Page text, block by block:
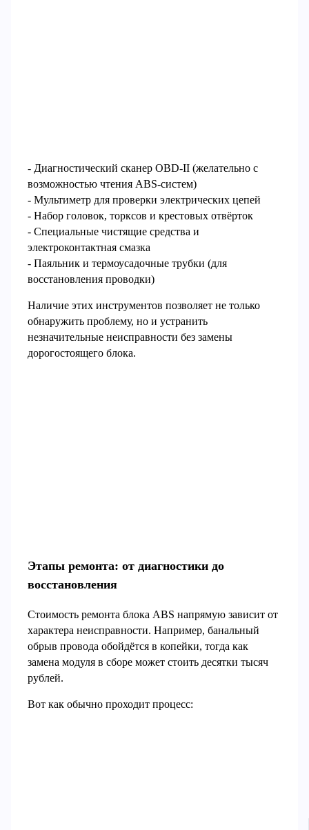
- Диагностический сканер OBD-II (желательно с
возможностью чтения ABS-систем)
- Мультиметр для проверки электрических цепей
- Набор головок, торксов и крестовых отвёрток
- Специальные чистящие средства и
электроконтактная смазка
- Паяльник и термоусадочные трубки (для
восстановления проводки)
Наличие этих инструментов позволяет не только
обнаружить проблему, но и устранить
незначительные неисправности без замены
дорогостоящего блока.
Этапы ремонта: от диагностики до
восстановления
Стоимость ремонта блока ABS напрямую зависит от
характера неисправности. Например, банальный
обрыв провода обойдётся в копейки, тогда как
замена модуля в сборе может стоить десятки тысяч
рублей.
Вот как обычно проходит процесс: